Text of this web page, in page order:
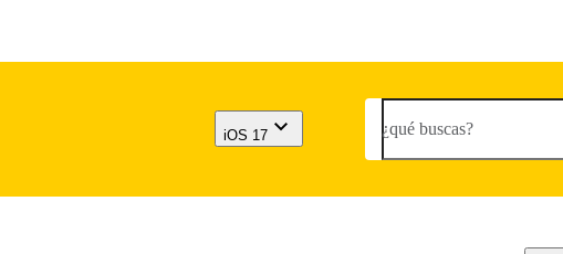
iOS 17 ¿qué buscas?